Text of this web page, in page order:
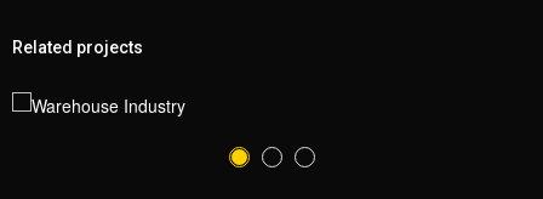
Related projects